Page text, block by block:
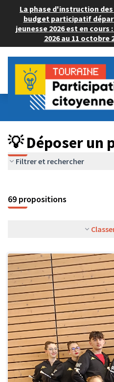
La phase d'instruction
budget participatif
jeunesse 2026 est en cours
2026 au 11 octobre
Budget Participatif ADULTE 2024
💡 Déposer un projet
💡 Déposer un
Filtrer et rechercher
69 propositions